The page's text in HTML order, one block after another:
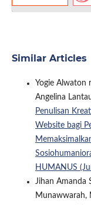
Similar Articles
Yogie Alwaton
Angelina
Penulisan
Website bagi
HUMANUS
Jihan Amanda
Munawwarah,